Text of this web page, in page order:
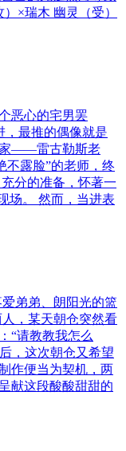
×瑞木 幽灵（受）
恶心的宅男罢
，最推的偶像就是
家——雷古勒斯老
不露脸”的老师，终
分的准备，怀著一
场。 然而，当进表
弟弟、朗阳光的篮
，某天朝仓突然看
“请教教我怎么
，这次朝仓又希望
作便当为契机，两
献这段酸酸甜甜的